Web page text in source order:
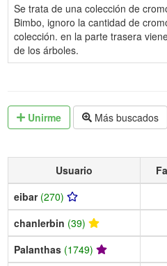
Se trata de una colección de
Bimbo, ignoro la cantidad de
colección. en la parte trasera
de los árboles.
Unirme Más buscados
Usuario
eibar (270)
chanlerbin (39)
Palanthas (1749)